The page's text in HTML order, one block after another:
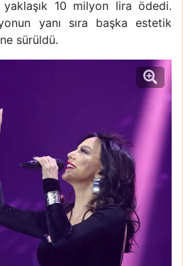
10 milyon lira ödedi.
yanı sıra başka estetik
sürüldü.